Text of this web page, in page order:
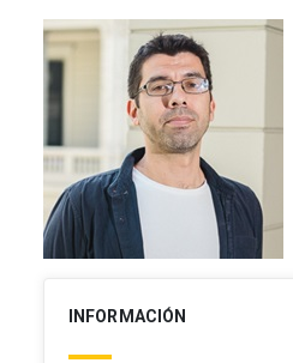
INFORMACIÓN